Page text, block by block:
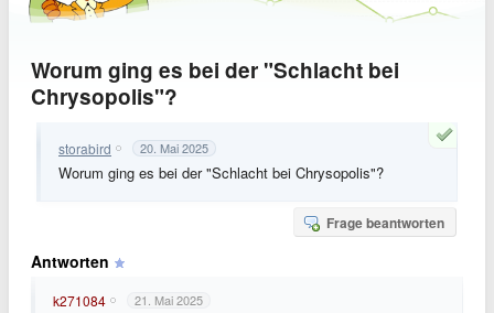
Worum ging es bei der "Schlacht bei
Chrysopolis"?
storabird 20. Mai 2025
Worum ging es bei der "Schlacht bei Chrysopolis"?
Frage beantworten
Antworten
k271084 21. Mai 2025